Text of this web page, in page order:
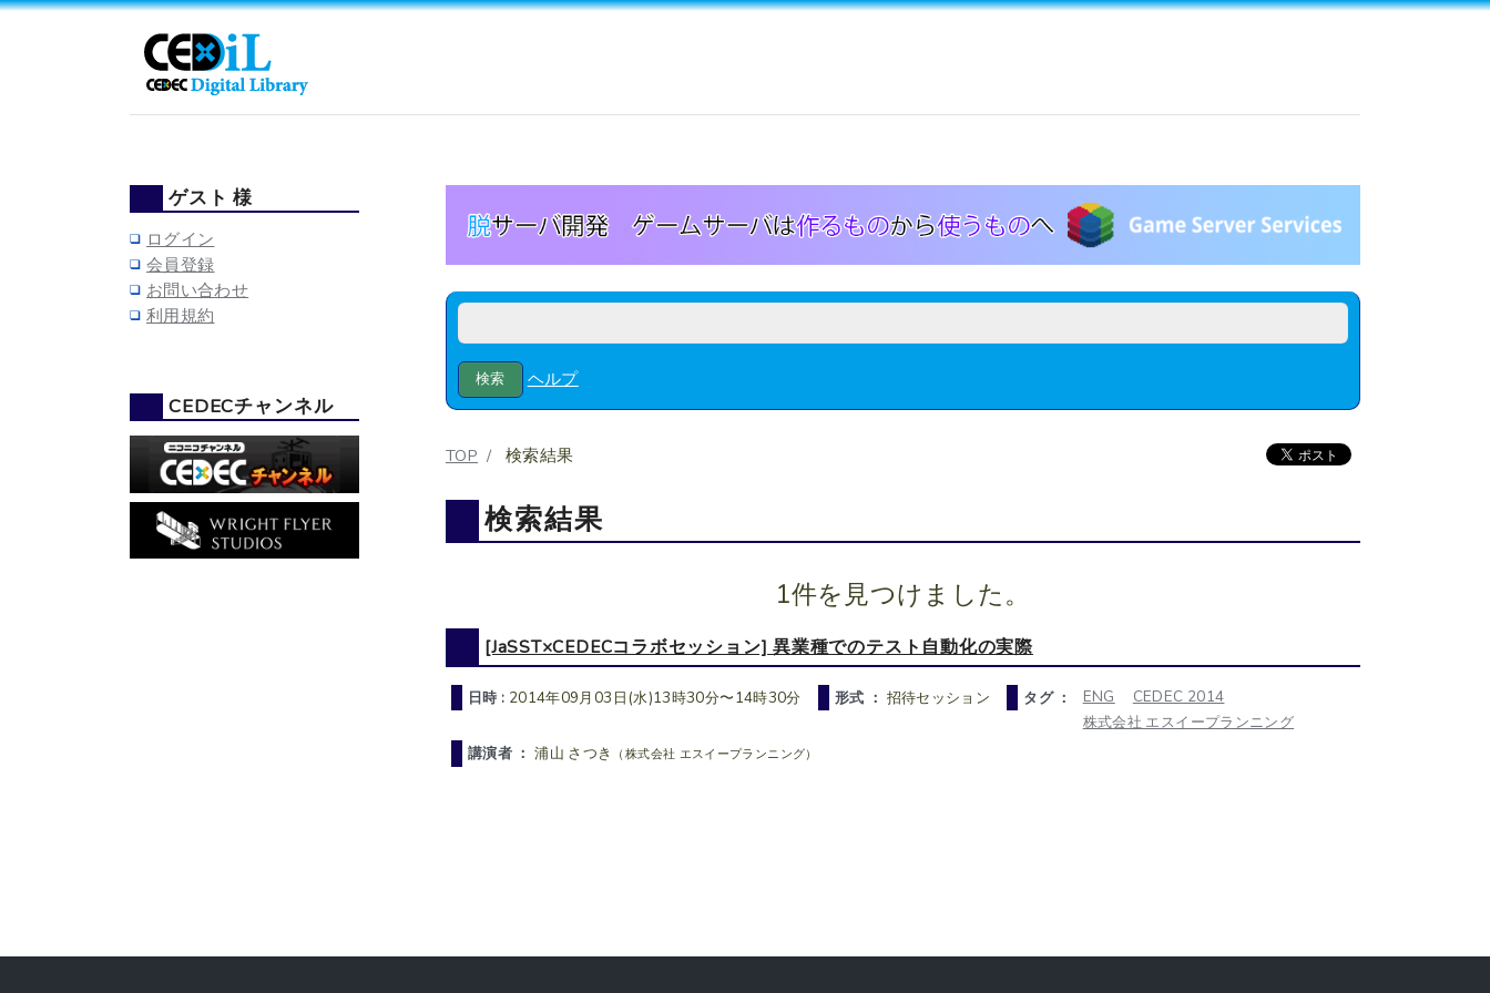
ヘルプ
TOP 検索結果
検索結果
1件を見つけました。
[JaSST×CEDECコラボセッション] 異業種でのテスト自動化の実際
日時 : 2014年09月03日(水)13時30分〜14時30分 形式 ： 招待セッション タグ ： ENG
CEDEC 2014
株式会社 エスイープランニング
講演者 ：浦山 さつき （株式会社 エスイープランニング）
ゲスト 様
ログイン
会員登録
お問い合わせ
利用規約
CEDECチャンネル